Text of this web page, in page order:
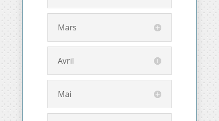
Mars
Avril
Mai